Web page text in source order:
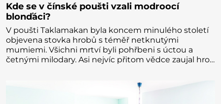
Kde se v čínské poušti vzali modroocí
blonďáci?
V poušti Taklamakan byla koncem minulého století
objevena stovka hrobů s téměř netknutými
mumiemi. Všichni mrtví byli pohřbeni s úctou a
četnými milodary. Asi nejvíc přitom vědce zaujal hrob
dávných lidí nesmírně dobře zachovalá, přičítají
odborníci zdejším klimatickým podmínkám. Sucho,